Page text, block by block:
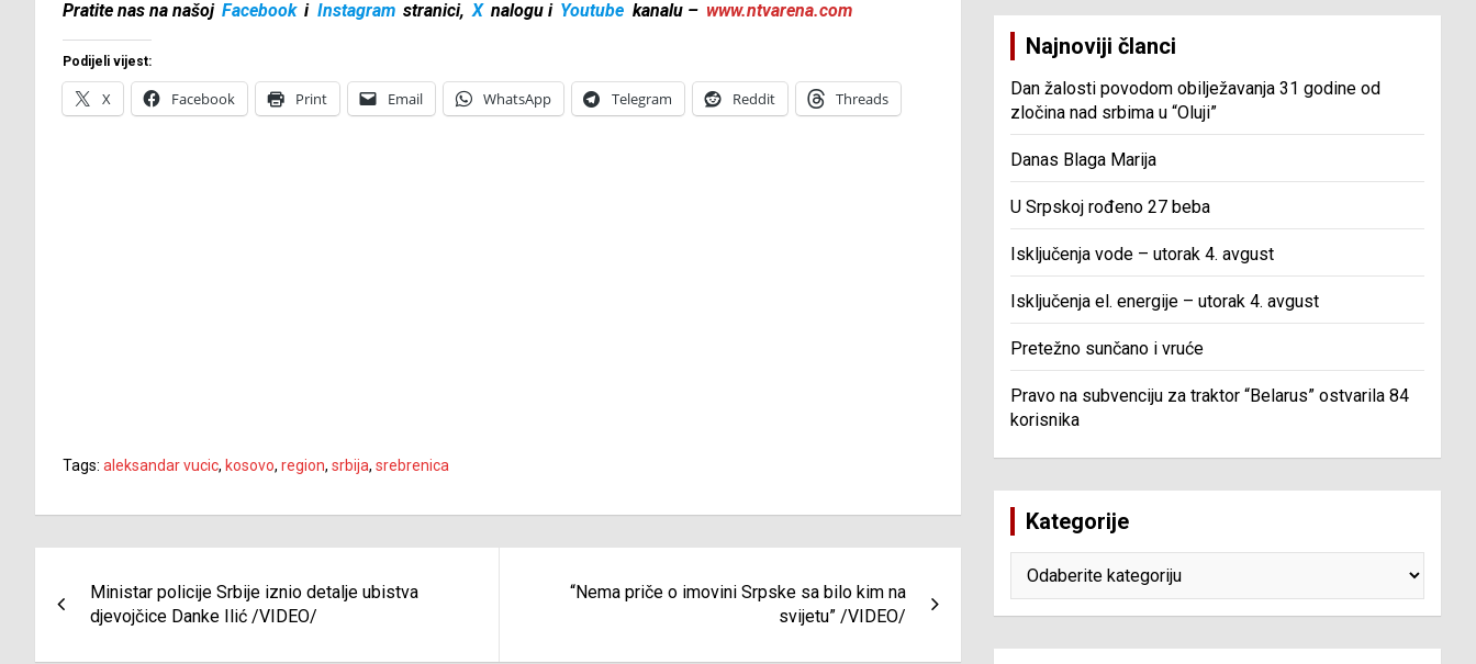
Pratite nas na našoj Facebook i Instagram stranici, X nalogu i Youtube kanalu – www.ntvarena.com
Podijeli vijest:
X Facebook Print Email WhatsApp Telegram Reddit Threads
Tags: aleksandar vucic, kosovo, region, srbija, srebrenica
članaka
Ministar policije Srbije iznio detalje ubistva
djevojčice Danke Ilić /VIDEO/
“Nema priče o imovini Srpske sa bilo kim na
svijetu” /VIDEO/
Najnoviji članci
Dan žalosti povodom obilježavanja 31 godine od
zločina nad srbima u “Oluji”
Danas Blaga Marija
U Srpskoj rođeno 27 beba
Isključenja vode – utorak 4. avgust
Isključenja el. energije – utorak 4. avgust
Pretežno sunčano i vruće
Pravo na subvenciju za traktor “Belarus” ostvarila 84
korisnika
Kategorije